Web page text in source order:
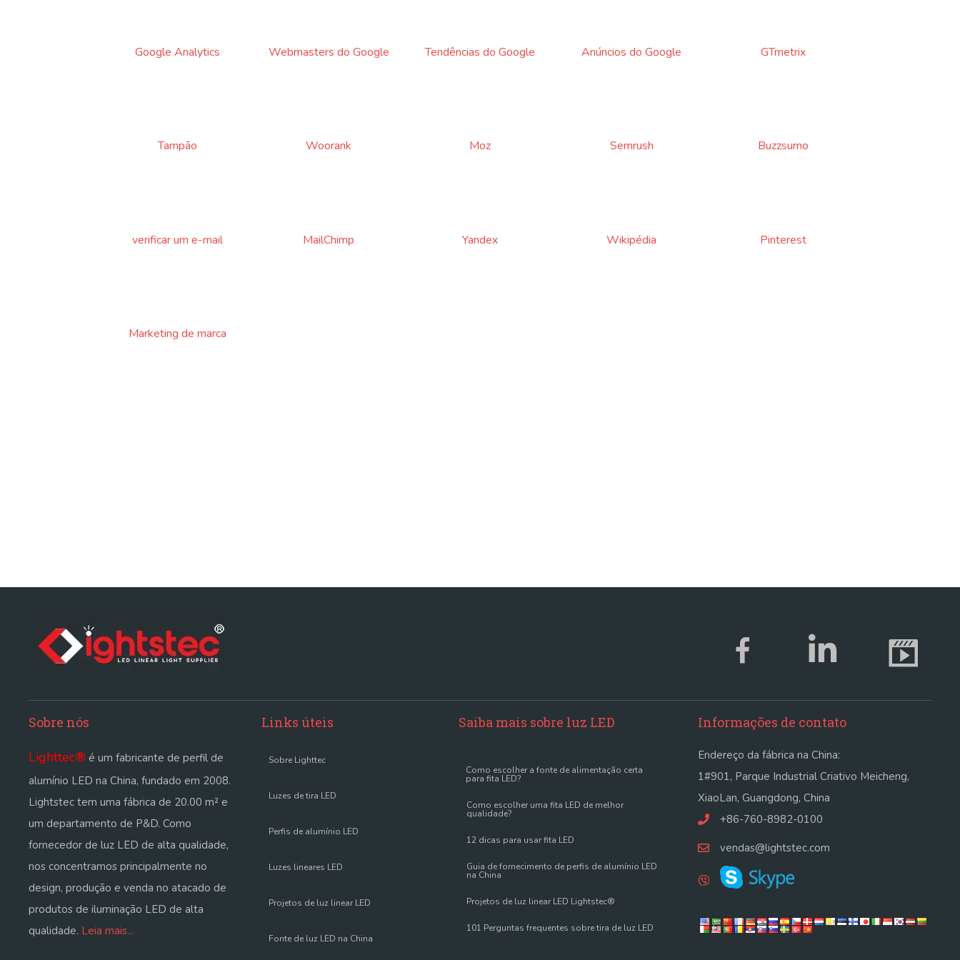
Google Analytics Webmasters do Google Tendências do Google Anúncios do Google GTmetrix
Tampão Woorank Moz Semrush Buzzsumo
verificar um e-mail MailChimp Yandex Wikipédia Pinterest
Marketing de marca
Sobre nós
Lighttec® é um fabricante de perfil de
alumínio LED na China, fundado em 2008.
Lightstec tem uma fábrica de 20.00 m² e
um departamento de P&D. Como
fornecedor de luz LED de alta qualidade,
nos concentramos principalmente no
design, produção e venda no atacado de
produtos de iluminação LED de alta
qualidade. Leia mais...
Links úteis
Sobre Lighttec
Luzes de tira LED
Perfis de alumínio LED
Luzes lineares LED
Projetos de luz linear LED
Fonte de luz LED na China
Saiba mais sobre luz LED
Como escolher a fonte de alimentação certa
para fita LED?
Como escolher uma fita LED de melhor
qualidade?
12 dicas para usar fita LED
Guia de fornecimento de perfis de alumínio LED
na China
Projetos de luz linear LED Lightstec®
101 Perguntas frequentes sobre tira de luz LED
Informações de contato
Endereço da fábrica na China:
1#901, Parque Industrial Criativo Meicheng,
XiaoLan, Guangdong, China
+86-760-8982-0100
vendas@lightstec.com